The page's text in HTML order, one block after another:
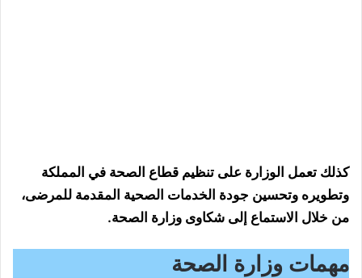
كذلك تعمل الوزارة على تنظيم قطاع الصحة في المملكة
وتطويره وتحسين جودة الخدمات الصحية المقدمة للمرضى،
من خلال الاستماع إلى شكاوى وزارة الصحة.
مهمات وزارة الصحة